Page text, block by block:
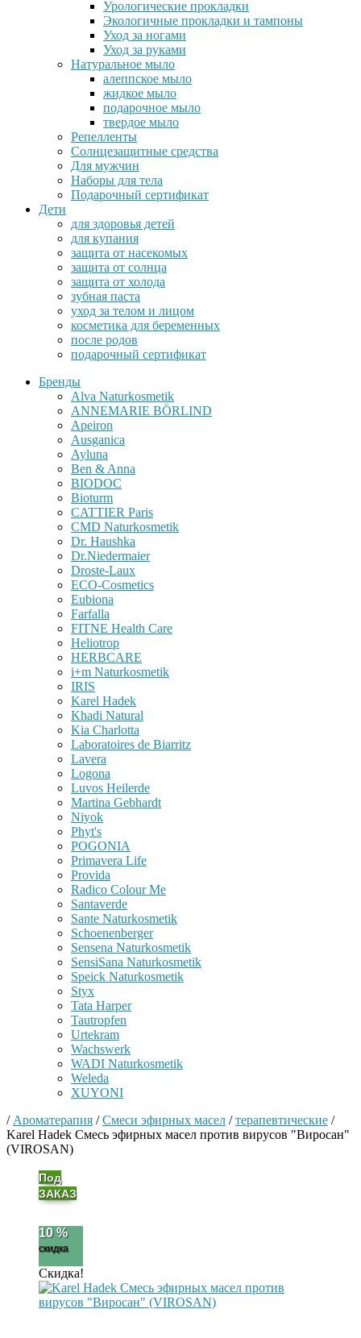
Урологические прокладки
Экологичные прокладки и тампоны
Уход за ногами
Уход за руками
Натуральное мыло
алеппское мыло
жидкое мыло
подарочное мыло
твердое мыло
Репелленты
Солнцезащитные средства
Для мужчин
Наборы для тела
Подарочный сертификат
Дети
для здоровья детей
для купания
защита от насекомых
защита от солнца
защита от холода
зубная паста
уход за телом и лицом
косметика для беременных
после родов
подарочный сертификат
Бренды
Alva Naturkosmetik
ANNEMARIE BÖRLIND
Apeiron
Ausganica
Ayluna
Ben & Anna
BIODOC
Bioturm
CATTIER Paris
CMD Naturkosmetik
Dr. Haushka
Dr.Niedermaier
Droste-Laux
ECO-Cosmetics
Eubiona
Farfalla
FITNE Health Care
Heliotrop
HERBCARE
i+m Naturkosmetik
IRIS
Karel Hadek
Khadi Natural
Kia Charlotta
Laboratoires de Biarritz
Lavera
Logona
Luvos Heilerde
Martina Gebhardt
Niyok
Phyt's
POGONIA
Primavera Life
Provida
Radico Colour Me
Santaverde
Sante Naturkosmetik
Schoenenberger
Sensena Naturkosmetik
SensiSana Naturkosmetik
Speick Naturkosmetik
Styx
Tata Harper
Tautropfen
Urtekram
Wachswerk
WADI Naturkosmetik
Weleda
XUYONI
/ Ароматерапия / Cмеси эфирных масел / терапевтические /
Karel Hadek Смесь эфирных масел против вирусов "Виросан"
(VIROSAN)
Под
ЗАКАЗ
10 %
скидка
Скидка!